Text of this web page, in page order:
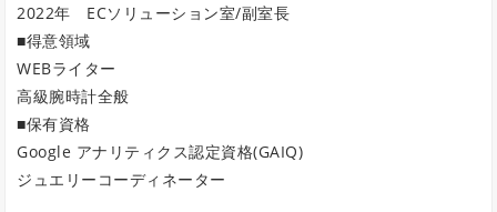
2022年 ECソリューション室/副室長
■得意領域
WEBライター
高級腕時計全般
■保有資格
Google アナリティクス認定資格(GAIQ)
ジュエリーコーディネーター